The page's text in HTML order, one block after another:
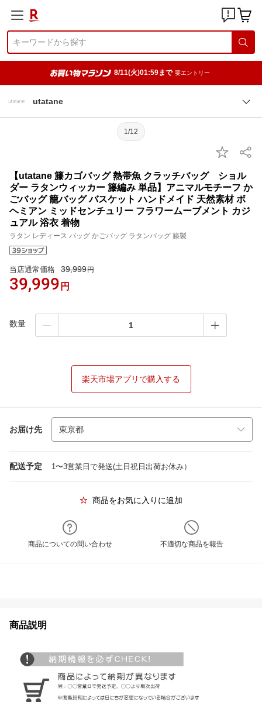
8/11(火)01:59まで 要エントリー
utatane
1/12
【utatane 籐カゴバッグ 熱帯魚 クラッチバッグ ショル
ダー ラタンウィッカー 籐編み 単品】アニマルモチーフ か
ごバッグ 籠バッグ バスケット ハンドメイド 天然素材 ボ
ヘミアン ミッドセンチュリー フラワームーブメント カジ
ュアル 浴衣 着物
ラタン レディース バッグ かごバッグ ラタンバッグ 籐製
当店通常価格 39,999円
39,999 円
数量
楽天市場アプリで購入する
お届け先
配送予定 1〜3営業日で発送(土日祝日出荷お休み）
商品をお気に入りに追加
商品についての問い合わせ 不適切な商品を報告
商品説明